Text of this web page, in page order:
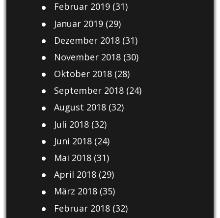
Februar 2019(31)
Januar 2019(29)
Dezember 2018(31)
November 2018(30)
Oktober 2018(28)
September 2018(24)
August 2018(32)
Juli 2018(32)
Juni 2018(24)
Mai 2018(31)
April 2018(29)
März 2018(35)
Februar 2018(32)